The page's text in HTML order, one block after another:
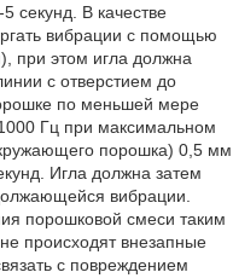
секунд. В качестве
вибрации с помощью
при этом игла должна
с отверстием до
по меньшей мере
Гц при максимальном
порошка) 0,5 мм
Игла должна затем
вибрации.
порошковой смеси таким
происходят внезапные
с повреждением